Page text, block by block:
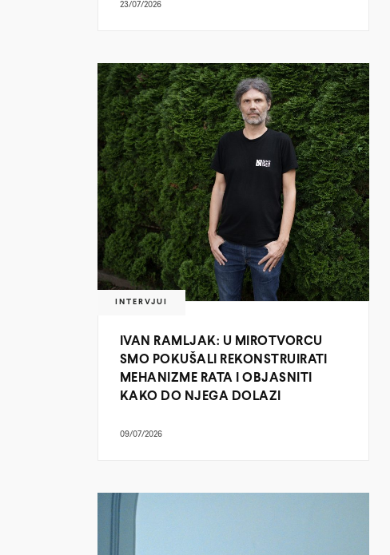
23/07/2026
INTERVJUI
IVAN RAMLJAK: U MIROTVORCU
SMO POKUŠALI REKONSTRUIRATI
MEHANIZME RATA I OBJASNITI
KAKO DO NJEGA DOLAZI
09/07/2026